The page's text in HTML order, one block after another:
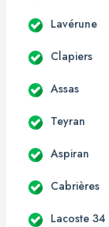
Lavérune
Clapiers
Assas
Teyran
Aspiran
Cabrières
Lacoste 34